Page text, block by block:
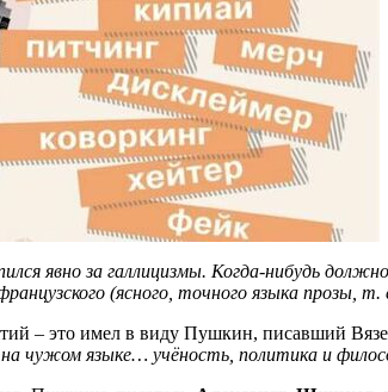
явно за галлицизмы. Когда-нибудь
(ясного, точного языка прозы,
– это имел в виду Пушкин, писавший
языке… учёность, политика и